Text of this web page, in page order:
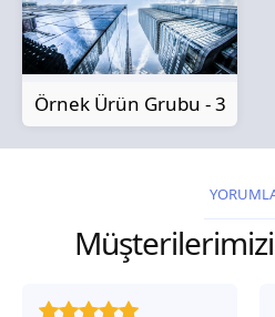
Örnek Ürün Grubu - 3